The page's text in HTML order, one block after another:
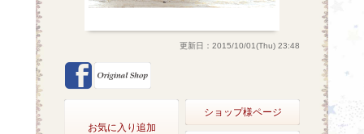
更新日：2015/10/01(Thu) 23:48
お気に入り追加
ショップ様ページ